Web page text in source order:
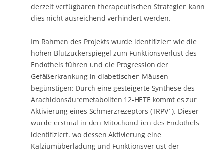
derzeit verfügbaren therapeutischen Strategien kann
dies nicht ausreichend verhindert werden.
Im Rahmen des Projekts wurde identifiziert wie die
hohen Blutzuckerspiegel zum Funktionsverlust des
Endothels führen und die Progression der
Gefäßerkrankung in diabetischen Mäusen
begünstigen: Durch eine gesteigerte Synthese des
Arachidonsäuremetaboliten 12-HETE kommt es zur
Aktivierung eines Schmerzrezeptors (TRPV1). Dieser
wurde erstmal in den Mitochondrien des Endothels
identifiziert, wo dessen Aktivierung eine
Kalziumüberladung und Funktionsverlust der